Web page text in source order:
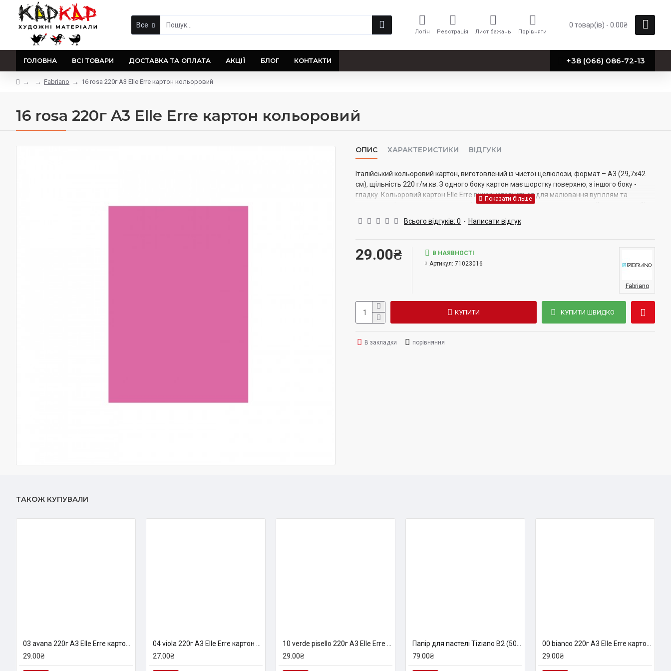
Все
Логін Реєстрація Лист бажань Порівняти
0 товар(ів) - 0.00₴
ГОЛОВНА ВСІ ТОВАРИ ДОСТАВКА ТА ОПЛАТА АКЦІЇ БЛОГ КОНТАКТИ +38 (066) 086-72-13
Fabriano 16 rosa 220г A3 Elle Erre картон кольоровий
16 rosa 220г A3 Elle Erre картон кольоровий
ОПИС ХАРАКТЕРИСТИКИ ВІДГУКИ
Італійський кольоровий картон, виготовлений із чистої целюлози, формат – А3 (29,7х42
см), щільність 220 г/м.кв. З одного боку картон має шорстку поверхню, з іншого боку -
гладку. Кольоровий картон Elle Erre використовується для малювання вугіллям та
пастеллю, підходить для паперової творчості, оформлювальних та дизайнерських робіт.
Всього відгуків: 0 - Написати відгук
29.00₴
В НАЯВНОСТІ
Артикул: 71023016
Fabriano
КУПИТИ КУПИТИ ШВИДКО
В закладки порівняння
ТАКОЖ КУПУВАЛИ
29.00₴ 27.00₴ 29.00₴ 79.00₴ 29.00₴